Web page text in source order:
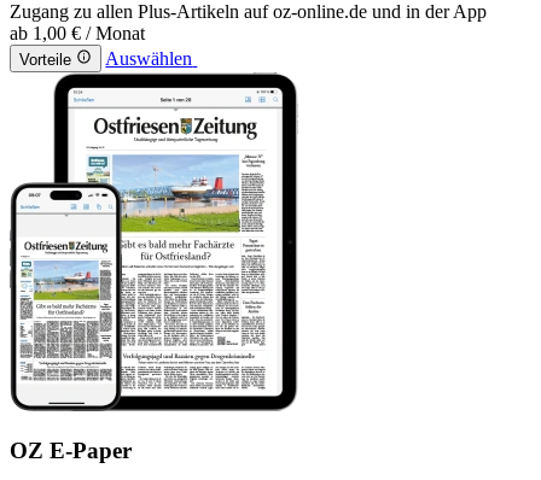
Zugang zu allen Plus-Artikeln auf oz-online.de und in der App
ab 1,00 € / Monat
Vorteile Auswählen
OZ E-Paper